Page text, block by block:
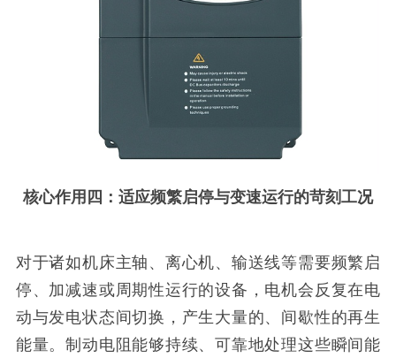
核心作用四：适应频繁启停与变速运行的苛刻工况
对于诸如机床主轴、离心机、输送线等需要频繁启
停、加减速或周期性运行的设备，电机会反复在电
动与发电状态间切换，产生大量的、间歇性的再生
能量。制动电阻能够持续、可靠地处理这些瞬间能